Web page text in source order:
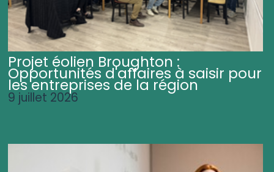
Projet éolien Broughton :
Opportunités d'affaires à saisir pour
les entreprises de la région
9 juillet 2026